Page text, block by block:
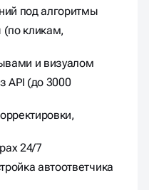
под алгоритмы
(по кликам,
и визуалом
API (до 3000
24/7
автоответчика